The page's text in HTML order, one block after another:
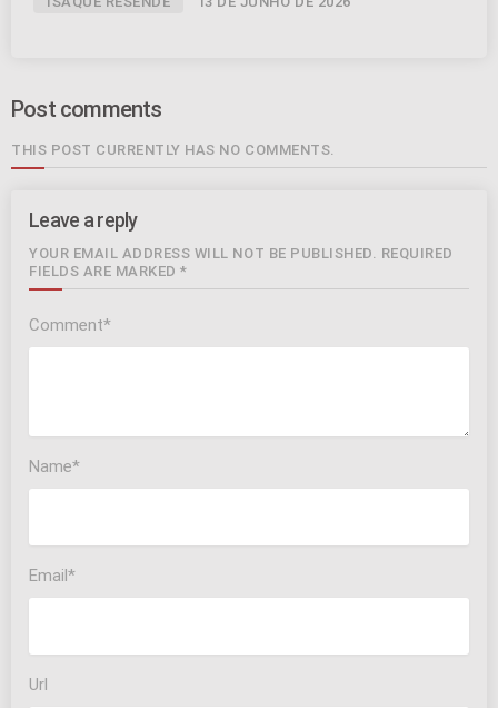
Post comments
THIS POST CURRENTLY HAS NO COMMENTS.
Leave a reply
YOUR EMAIL ADDRESS WILL NOT BE PUBLISHED. REQUIRED
FIELDS ARE MARKED *
Comment*
Name*
Email*
Url